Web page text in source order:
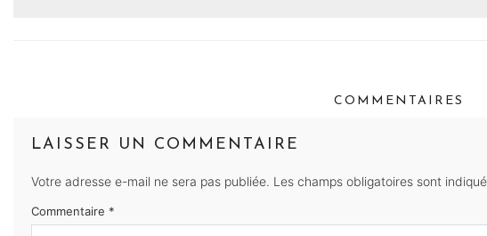
COMMENTAIRES
LAISSER UN COMMENTAIRE
Votre adresse e-mail ne sera pas publiée. Les champs obligatoires sont
Commentaire *